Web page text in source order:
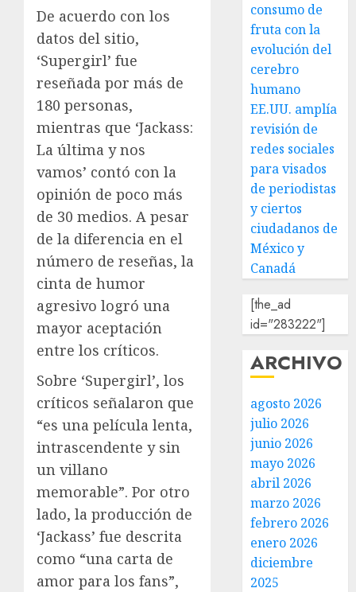
De acuerdo con los
datos del sitio,
‘Supergirl’ fue
reseñada por más de
180 personas,
mientras que ‘Jackass:
La última y nos
vamos’ contó con la
opinión de poco más
de 30 medios. A pesar
de la diferencia en el
número de reseñas, la
cinta de humor
agresivo logró una
mayor aceptación
entre los críticos.
Sobre ‘Supergirl’, los
críticos señalaron que
“es una película lenta,
intrascendente y sin
un villano
memorable”. Por otro
lado, la producción de
‘Jackass’ fue descrita
como “una carta de
amor para los fans”,
consumo de
fruta con la
evolución del
cerebro
humano
EE.UU. amplía
revisión de
redes sociales
para visados
de periodistas
y ciertos
ciudadanos de
México y
Canadá
[the_ad
id="283222"]
ARCHIVO
agosto 2026
julio 2026
junio 2026
mayo 2026
abril 2026
marzo 2026
febrero 2026
enero 2026
diciembre
2025